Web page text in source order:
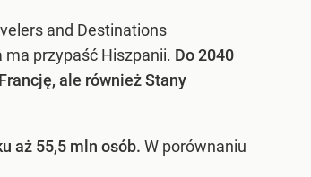
and Destinations
przypaść Hiszpanii. Do 2040
ale również Stany
aż 55,5 mln osób. W porównaniu